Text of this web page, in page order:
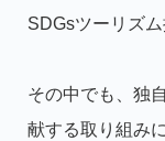
SDGsツーリズ
その中でも、独
献する取り組み